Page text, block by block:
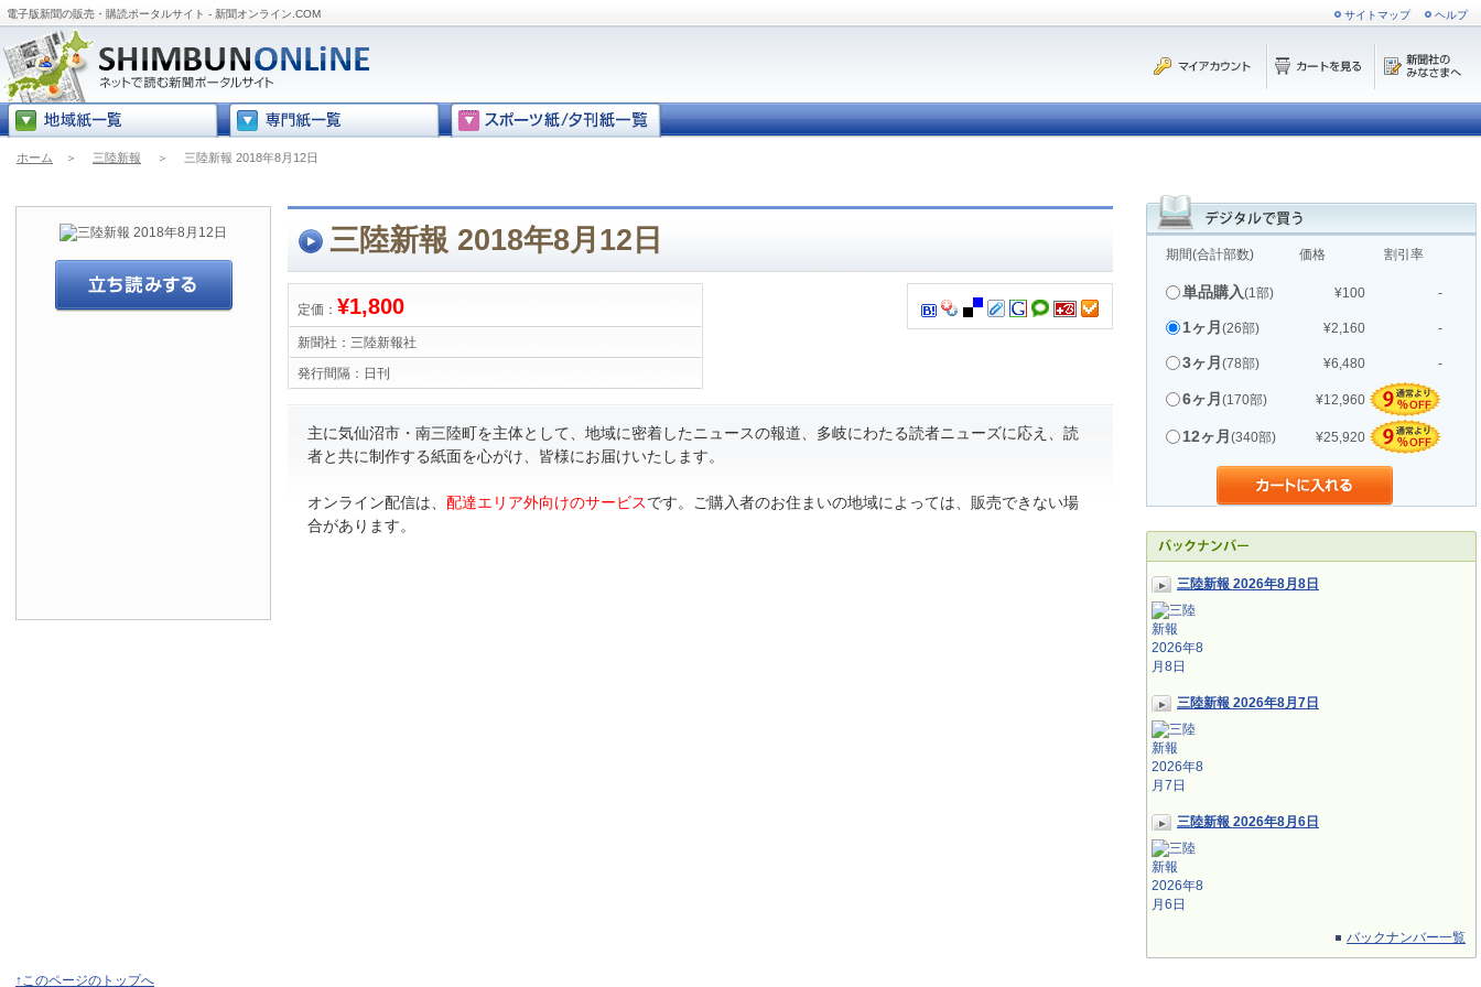
電子版新聞の販売・購読ポータルサイト - 新聞オンライン.COM サイトマップ ヘルプ
ホーム ＞ 三陸新報 ＞ 三陸新報 2018年8月12日
期間(合計部数) 価格 割引率
単品購入(1部) ¥100 -
1ヶ月 (26部) ¥2,160 -
3ヶ月 (78部) ¥6,480 -
6ヶ月 (170部) ¥12,960
12ヶ月 (340部) ¥25,920
三陸新報 2026年8月8日
三陸新報 2026年8月7日
三陸新報 2026年8月6日
バックナンバー一覧
三陸新報 2018年8月12日
定価： ¥1,800
新聞社： 三陸新報社
発行間隔： 日刊
主に気仙沼市・南三陸町を主体として、地域に密着したニュースの報道、多岐にわたる読者ニューズに応え、読
者と共に制作する紙面を心がけ、皆様にお届けいたします。
オンライン配信は、 配達エリア外向けのサービスです。ご購入者のお住まいの地域によっては、販売できない場
合があります。
↑このページのトップへ